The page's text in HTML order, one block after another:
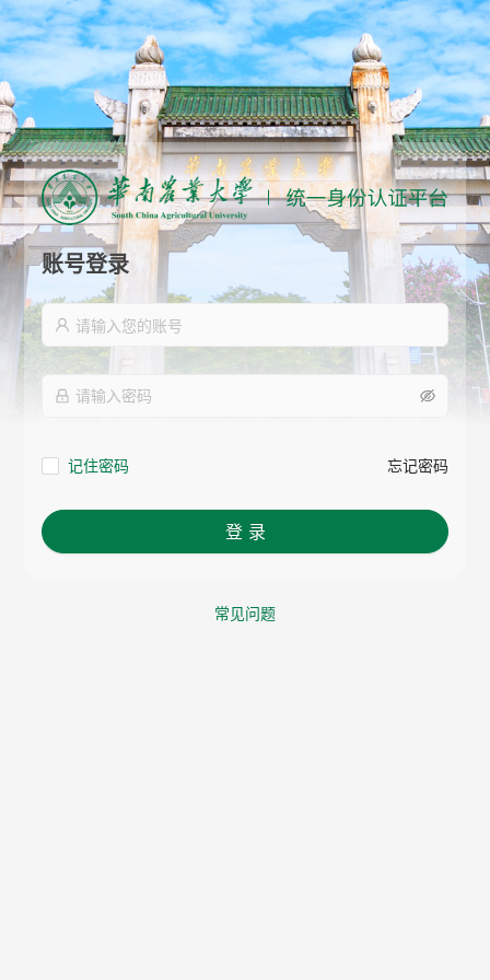
账号登录
记住密码 忘记密码
登 录
常见问题